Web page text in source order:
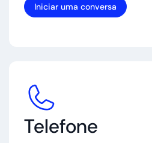
Iniciar uma conversa
Telefone